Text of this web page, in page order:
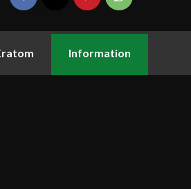
Information